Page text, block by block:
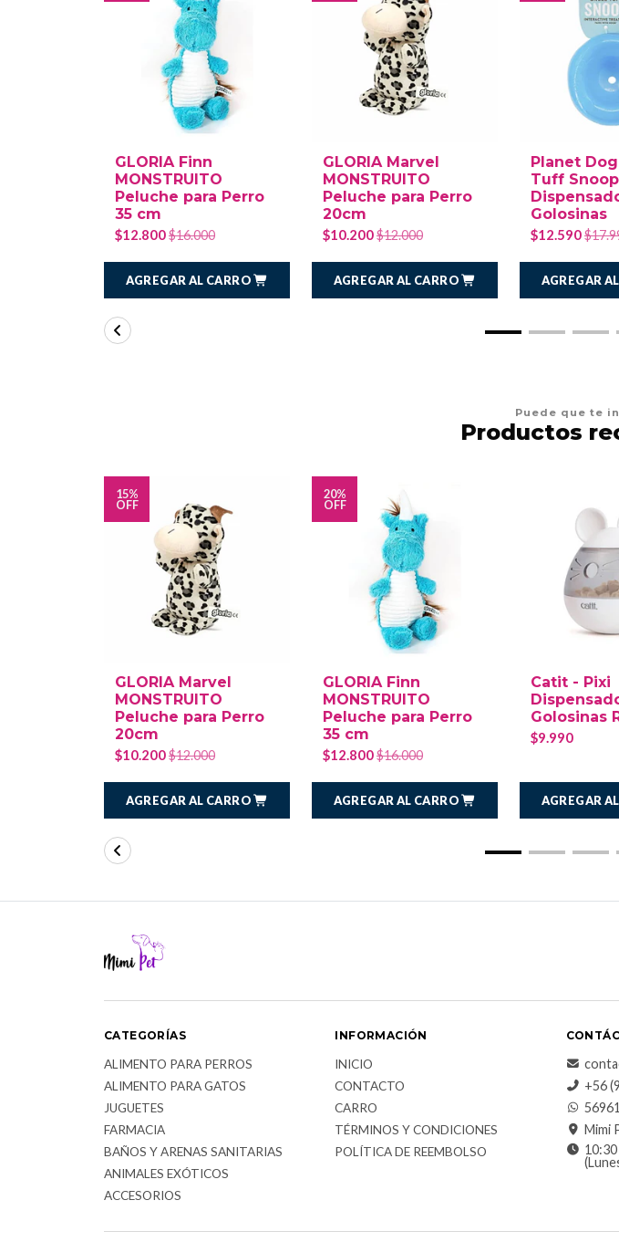
GLORIA Finn
MONSTRUITO
Peluche para Perro
35 cm
$12.800$16.000
AGREGAR AL CARRO
GLORIA Marvel
MONSTRUITO
Peluche para Perro
20cm
$10.200$12.000
AGREGAR AL CARRO
Planet
Tuff
Golosinas
$12.590
AGREGAR
Puede que te
Productos
15%
OFF
GLORIA Marvel
MONSTRUITO
Peluche para Perro
20cm
$10.200$12.000
AGREGAR AL CARRO
20%
OFF
GLORIA Finn
MONSTRUITO
Peluche para Perro
35 cm
$12.800$16.000
AGREGAR AL CARRO
Catit - Pixi
Golosinas
$9.990
AGREGAR
CATEGORÍAS
ALIMENTO PARA PERROS
ALIMENTO PARA GATOS
JUGUETES
FARMACIA
BAÑOS Y ARENAS SANITARIAS
ANIMALES EXÓTICOS
ACCESORIOS
INFORMACIÓN
INICIO
CONTACTO
CARRO
TÉRMINOS Y CONDICIONES
POLÍTICA DE REEMBOLSO
+56
Mimi